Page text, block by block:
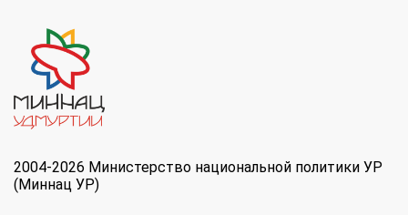
2004-2026 Министерство национальной политики УР
(Миннац УР)